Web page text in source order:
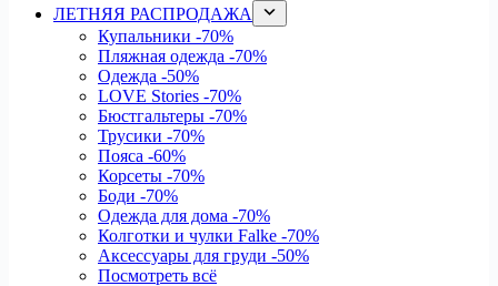
ЛЕТНЯЯ РАСПРОДАЖА
Купальники -70%
Пляжная одежда -70%
Одежда -50%
LOVE Stories -70%
Бюстгальтеры -70%
Трусики -70%
Пояса -60%
Корсеты -70%
Боди -70%
Одежда для дома -70%
Колготки и чулки Falke -70%
Аксессуары для груди -50%
Посмотреть всё